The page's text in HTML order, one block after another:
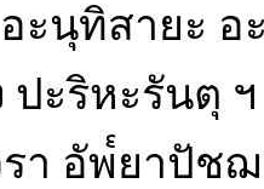
ะนุทิสายะ อ
ะริหะรันตุ
รา อัพ๎ยาปัช